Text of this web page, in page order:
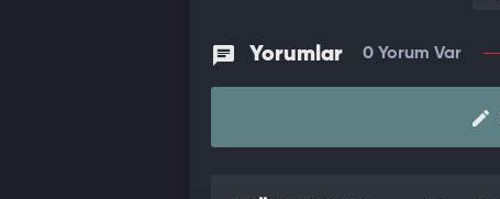
Yorumlar 0 Yorum Var